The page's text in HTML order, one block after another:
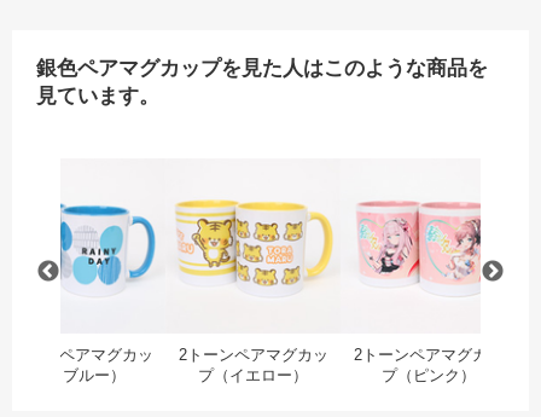
銀色ペアマグカップを見た人はこのような商品を
見ています。
2トーンペアマグカッ
プ（ブルー）
2トーンペアマグカッ
プ（イエロー）
2トーンペアマグカッ
プ（ピンク）